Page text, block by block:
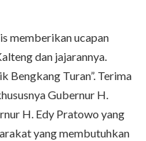
memberikan ucapan
dan jajarannya.
Bengkang Turan”. Terima
Gubernur H.
H. Edy Pratowo yang
yang membutuhkan